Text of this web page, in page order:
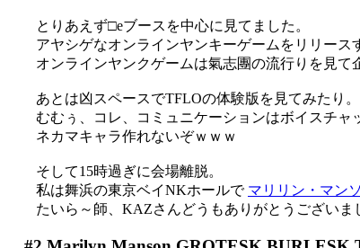
とりあえず□eブースを中心に見てました。
アヤシゲなオンラインヤンキーゲームをリリー
オンラインヤンクゲームは氣志團の流行りを見て
あとは凶スペースでTFLOの体験版を見てみたり。
むむぅ、コレ、コミュニケーションはボイスチャ
ネカマキャラ作れないぞｗｗｗ
そして15時過ぎに会場離脱。
私は舞浜の東京ベイNKホールで マリリン・マン
たいら～師、KAZさんどうもありがとうござい